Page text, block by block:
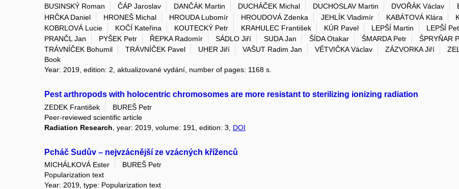
BUSINSKÝ Roman
ČÁP Jaroslav DANČÁK Martin DUCHÁČEK Michal DUCHOSLAV Martin DVOŘÁK Václav
HRČKA Daniel
HRONEŠ Michal HROUDA Lubomír HROUDOVÁ Zdenka JEHLÍK Vladimír KABÁTOVÁ Klára
KOBRLOVÁ Lucie
KOČÍ Kateřina KOUTECKÝ Petr KRAHULEC František KÚR Pavel LEPŠÍ Martin LEPŠÍ
PRANČL Jan
PYŠEK Petr ŘEPKA Radomír SÁDLO Jiří SUDA Jan ŠÍDA Otakar ŠMARDA Petr ŠPRYŇAR
TRÁVNÍČEK Bohumil
TRÁVNÍČEK Pavel UHER Jiří VAŠUT Radim Jan VĚTVIČKA Václav ZÁZVORKA Jiří
Book
Year: 2019, edition: 2, aktualizované vydání, number of pages: 1168 s.
Pest arthropods with holocentric chromosomes are more resistant to sterilizing ionizing radiation
ZEDEK František
BUREŠ Petr
Peer-reviewed scientific article
Radiation Research , year: 2019, volume: 191, edition: 3, DOI
Pcháč Sudův – nejvzácnější ze vzácných kříženců
MICHÁLKOVÁ Ester
BUREŠ Petr
Popularization text
Year: 2019, type: Popularization text